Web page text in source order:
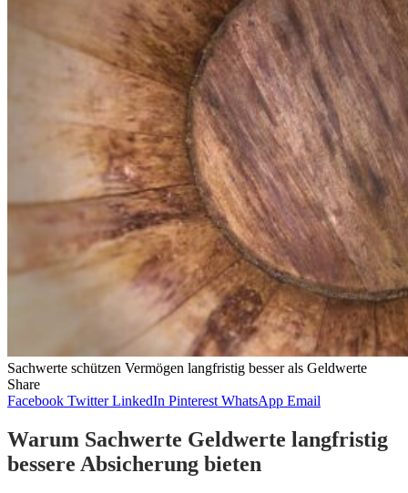
Sachwerte schützen Vermögen langfristig besser als Geldwerte
Share
Facebook Twitter LinkedIn Pinterest WhatsApp Email
Warum Sachwerte Geldwerte langfristig
bessere Absicherung bieten